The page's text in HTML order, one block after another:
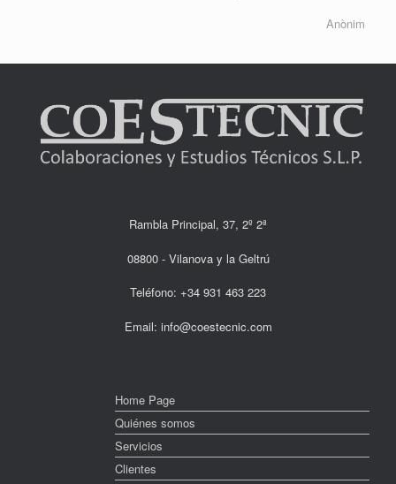
Anònim
Rambla Principal, 37, 2º 2ª
08800 - Vilanova y la Geltrú
Teléfono: +34 931 463 223
Email: info@coestecnic.com
Home Page
Quiénes somos
Servicios
Clientes